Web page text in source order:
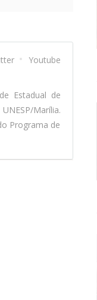
Youtube
Estadual de
Marília.
Programa de